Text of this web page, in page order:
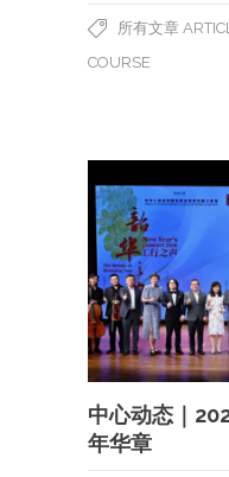
所有文章
COURSE
中心动态｜
年华章